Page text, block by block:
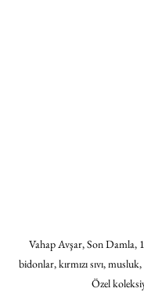
Vahap Avşar, Son Damla,
bidonlar, kırmızı sıvı,
Özel